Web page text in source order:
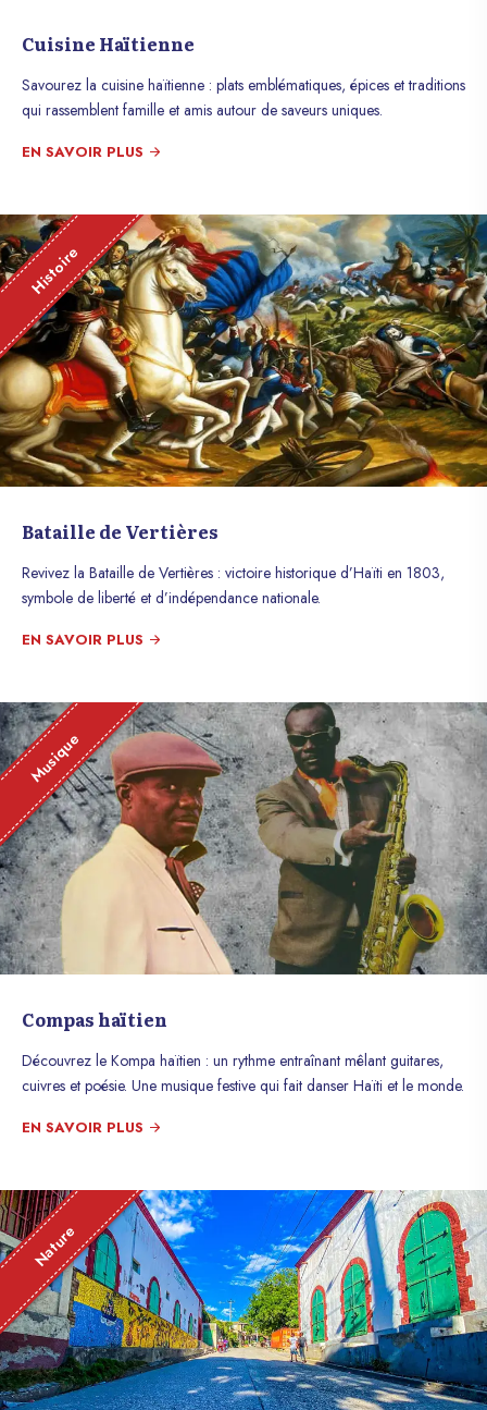
Cuisine Haïtienne
Savourez la cuisine haïtienne : plats emblématiques, épices et traditions
qui rassemblent famille et amis autour de saveurs uniques.
EN SAVOIR PLUS
Histoire
Bataille de Vertières
Revivez la Bataille de Vertières : victoire historique d’Haïti en 1803,
symbole de liberté et d’indépendance nationale.
EN SAVOIR PLUS
Musique
Compas haïtien
Découvrez le Kompa haïtien : un rythme entraînant mêlant guitares,
cuivres et poésie. Une musique festive qui fait danser Haïti et le monde.
EN SAVOIR PLUS
Nature